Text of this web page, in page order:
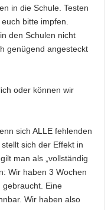
in die Schule. Testen
bitte impfen.
den Schulen nicht
genügend angesteckt
oder können wir
sich ALLE fehlenden
sich der Effekt in
man als „vollständig
Wir haben 3 Wochen
gebraucht. Eine
Wir haben also